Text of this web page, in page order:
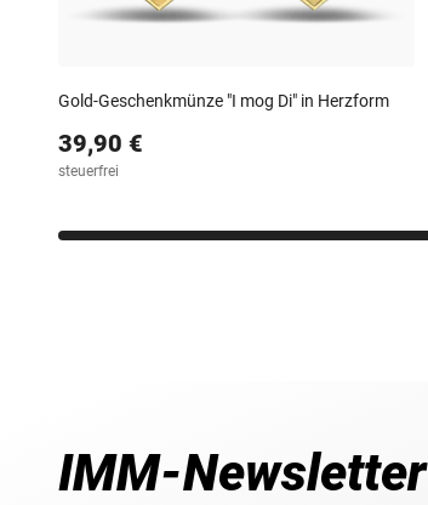
Gold-Geschenkmünze "I mog Di" in Herzform
39,90 €
steuerfrei
IMM-Newsletter